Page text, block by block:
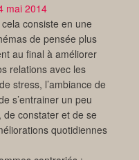
mai 2014
consiste en une
de pensée plus
au final à améliorer
relations avec les
stress, l’ambiance de
s’entrainer un peu
constater et de se
quotidiennes